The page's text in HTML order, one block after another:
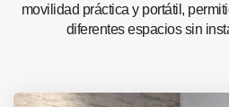
movilidad práctica y portátil,
diferentes espacios sin